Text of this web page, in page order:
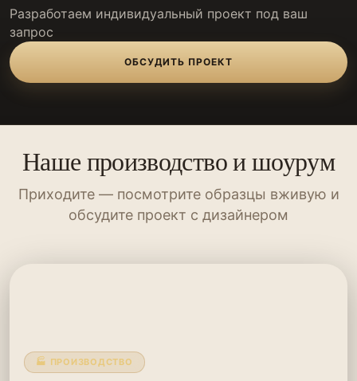
Разработаем индивидуальный проект под ваш
запрос
ОБСУДИТЬ ПРОЕКТ
Наше производство и шоурум
Приходите — посмотрите образцы вживую и
обсудите проект с дизайнером
🏭 ПРОИЗВОДСТВО